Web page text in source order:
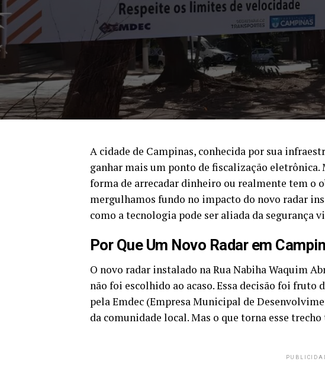
A cidade de Campinas, conhecida por sua
ganhar mais um ponto de fiscalização eletrônica.
forma de arrecadar dinheiro ou realmente tem o
mergulhamos fundo no impacto do novo radar
como a tecnologia pode ser aliada da segurança
Por Que Um Novo Radar em
O novo radar instalado na Rua Nabiha Waquim
não foi escolhido ao acaso. Essa decisão foi
pela Emdec (Empresa Municipal de
da comunidade local. Mas o que torna esse trecho